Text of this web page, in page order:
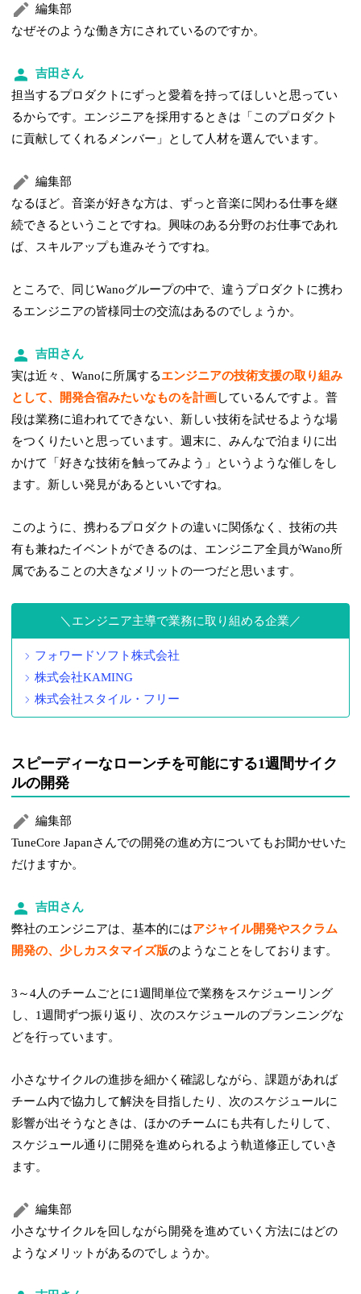
編集部
なぜそのような働き方にされているのですか。
吉田さん
担当するプロダクトにずっと愛着を持ってほしいと思ってい
るからです。エンジニアを採用するときは「このプロダクト
に貢献してくれるメンバー」として人材を選んでいます。
編集部
なるほど。音楽が好きな方は、ずっと音楽に関わる仕事を継
続できるということですね。興味のある分野のお仕事であれ
ば、スキルアップも進みそうですね。
ところで、同じWanoグループの中で、違うプロダクトに携わ
るエンジニアの皆様同士の交流はあるのでしょうか。
吉田さん
実は近々、Wanoに所属するエンジニアの技術支援の取り組み
として、開発合宿みたいなものを計画しているんですよ。普
段は業務に追われてできない、新しい技術を試せるような場
をつくりたいと思っています。週末に、みんなで泊まりに出
かけて「好きな技術を触ってみよう」というような催しをし
ます。新しい発見があるといいですね。
このように、携わるプロダクトの違いに関係なく、技術の共
有も兼ねたイベントができるのは、エンジニア全員がWano所
属であることの大きなメリットの一つだと思います。
エンジニア主導で業務に取り組める企業
フォワードソフト株式会社
株式会社KAMING
株式会社スタイル・フリー
スピーディーなローンチを可能にする1週間サイク
ルの開発
編集部
TuneCore Japanさんでの開発の進め方についてもお聞かせいた
だけますか。
吉田さん
弊社のエンジニアは、基本的にはアジャイル開発やスクラム
開発の、少しカスタマイズ版のようなことをしております。
3～4人のチームごとに1週間単位で業務をスケジューリング
し、1週間ずつ振り返り、次のスケジュールのプランニングな
どを行っています。
小さなサイクルの進捗を細かく確認しながら、課題があれば
チーム内で協力して解決を目指したり、次のスケジュールに
影響が出そうなときは、ほかのチームにも共有したりして、
スケジュール通りに開発を進められるよう軌道修正していき
ます。
編集部
小さなサイクルを回しながら開発を進めていく方法にはどの
ようなメリットがあるのでしょうか。